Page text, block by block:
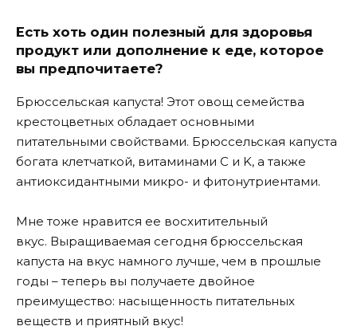
Есть хоть один полезный для здоровья
продукт или дополнение к еде, которое
вы предпочитаете?
Брюссельская капуста! Этот овощ семейства
крестоцветных обладает основными
питательными свойствами. Брюссельская капуста
богата клетчаткой, витаминами C и K, а также
антиоксидантными микро- и фитонутриентами.
Мне тоже нравится ее восхитительный
вкус. Выращиваемая сегодня брюссельская
капуста на вкус намного лучше, чем в прошлые
годы – теперь вы получаете двойное
преимущество: насыщенность питательных
веществ и приятный вкус!